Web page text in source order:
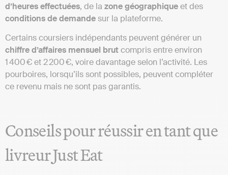
d’heures effectuées, de la zone géographiqueet des
conditions de demandesur la plateforme.
Certains coursiers indépendants peuvent générer un
chiffre d’affaires mensuel brutcompris entre environ
1 400 € et 2 200 €, voire davantage selon l’activité. Les
pourboires, lorsqu’ils sont possibles, peuvent compléter
ce revenu mais ne sont pas garantis.
Conseils pour réussir en tant que
livreur Just Eat